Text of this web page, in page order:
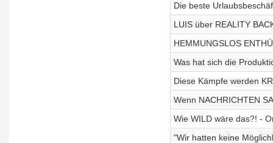
Die beste
LUIS über REALITY
HEMMUNGSLOS
Was hat sich die
Diese Kämpfe werden
Wenn NACHRICHTEN
Wie WILD wäre das?! -
"Wir hatten keine